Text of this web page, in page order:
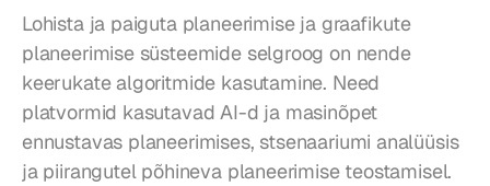
Lohista ja paiguta planeerimise ja graafikute
planeerimise süsteemide selgroog on nende
keerukate algoritmide kasutamine. Need
platvormid kasutavad AI-d ja masinõpet
ennustavas planeerimises, stsenaariumi analüüsis
ja piirangutel põhineva planeerimise teostamisel.